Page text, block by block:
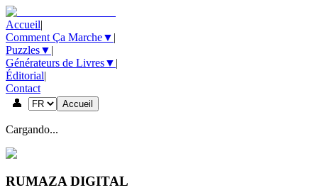
Accueil|
Comment Ça Marche▼ |
Puzzles▼ |
Générateurs de Livres▼ |
Éditorial|
Contact
👤
Accueil
Cargando...
RUMAZA DIGITAL